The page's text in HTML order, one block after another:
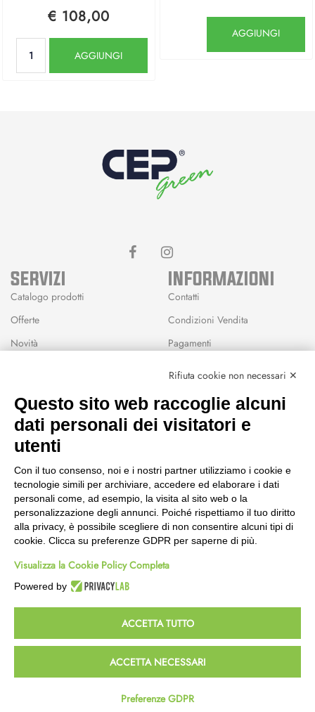
€ 108,00
AGGIUNGI
AGGIUNGI
SERVIZI
Catalogo prodotti
Offerte
Novità
Wishlist
INFORMAZIONI
Contatti
Condizioni Vendita
Pagamenti
CEP GREEN
Fanano (MO)
059 8676485
349 9202419
388 8659473
info@cepgreen.com
Orario
Dal lunedì al venerdì
8:00 – 12:30 / 13:30 - 19:00
8:30 – 12:30 / 15:30 - 19:00
© 2023 Powered & Designed byPassepartout
Termini e Condizioni Privacy e Cookie Policy
Rifiuta cookie non necessari ✕
Questo sito web raccoglie alcuni
dati personali dei visitatori e
utenti
Con il tuo consenso, noi e i nostri partner utilizziamo i cookie e
tecnologie simili per archiviare, accedere ed elaborare i dati
personali come, ad esempio, la visita al sito web o la
personalizzazione degli annunci. Poiché rispettiamo il tuo diritto
alla privacy, è possibile scegliere di non consentire alcuni tipi di
cookie. Clicca su preferenze GDPR per saperne di più.
Visualizza la Cookie Policy Completa
Powered by
ACCETTA TUTTO
ACCETTA NECESSARI
Preferenze GDPR